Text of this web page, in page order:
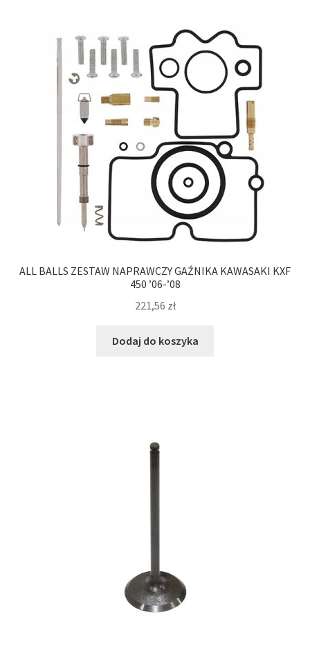
ALL BALLS ZESTAW NAPRAWCZY GAŹNIKA KAWASAKI KXF
450 ’06-’08
221,56 zł
Dodaj do koszyka